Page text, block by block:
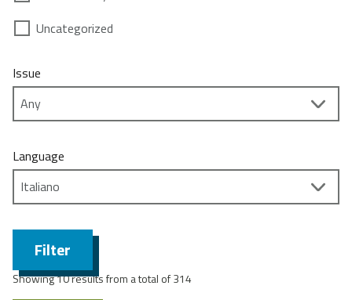
Uncategorized
Issue
Language
Filter
Showing 10 results from a total of 314